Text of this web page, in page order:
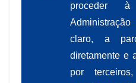
proceder
claro, a
diretamente e
por